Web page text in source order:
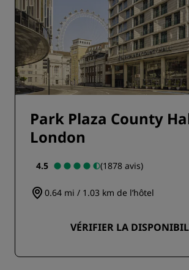
Park Plaza County
London
4.5 (1878 avis)
0.64 mi / 1.03 km de l’hôtel
VÉRIFIER LA